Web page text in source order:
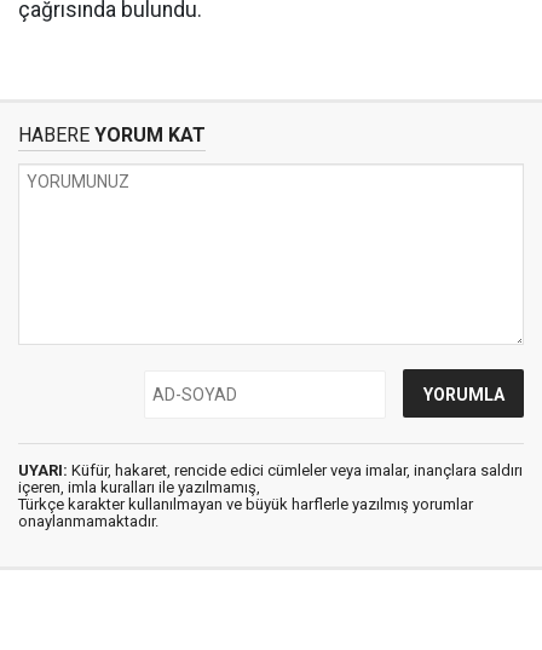
çağrısında bulundu.
HABERE YORUM KAT
UYARI: Küfür, hakaret, rencide edici cümleler veya imalar, inançlara saldırı
içeren, imla kuralları ile yazılmamış,
Türkçe karakter kullanılmayan ve büyük harflerle yazılmış yorumlar
onaylanmamaktadır.